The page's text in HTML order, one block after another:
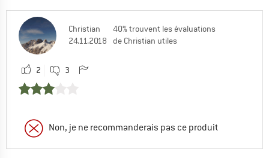
Christian
24.11.2018
40% trouvent les évaluations
de Christian utiles
2 3
Non, je ne recommanderais pas ce produit